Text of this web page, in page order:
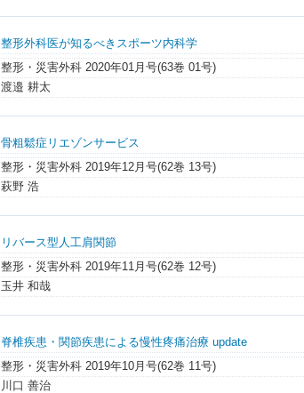
整形外科医が知るべきスポーツ内科学
整形・災害外科 2020年01月号(63巻 01号)
渡邉 耕太
骨粗鬆症リエゾンサービス
整形・災害外科 2019年12月号(62巻 13号)
萩野 浩
リバース型人工肩関節
整形・災害外科 2019年11月号(62巻 12号)
玉井 和哉
脊椎疾患・関節疾患による慢性疼痛治療 update
整形・災害外科 2019年10月号(62巻 11号)
川口 善治